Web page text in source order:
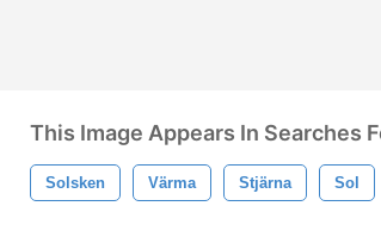
This Image Appears In Searches
Solsken Värma Stjärna Sol